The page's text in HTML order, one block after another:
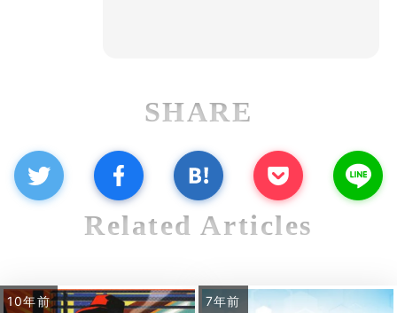
SHARE
Related Articles
10年前 7年前